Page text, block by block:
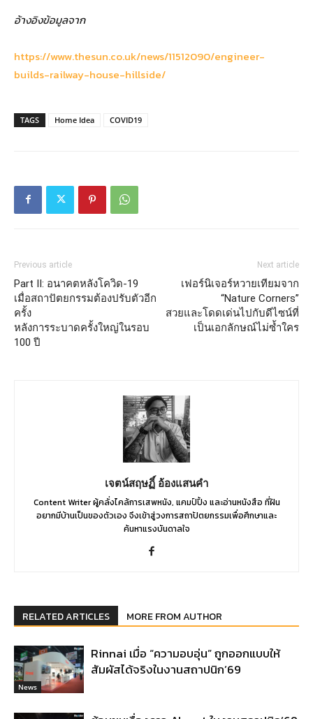
อ้างอิงข้อมูลจาก
https://www.thesun.co.uk/news/11512090/engineer-
builds-railway-house-hillside/
TAGS Home Idea COVID19
Previous article
Part II: อนาคตหลังโควิด-19
เมื่อสถาปัตยกรรมต้องปรับตัวอีก
ครั้ง
หลังการระบาดครั้งใหญ่ในรอบ
100 ปี
Next article
เฟอร์นิเจอร์หวายเทียมจาก
“Nature Corners”
สวยและโดดเด่นไปกับดีไซน์ที่
เป็นเอกลักษณ์ไม่ซ้ำใคร
เจตน์สฤษฏิ์ อ้องแสนคำ
Content Writer ผู้คลั่งไคล้การเสพหนัง, แคมป์ปิ้ง และอ่านหนังสือ ที่ฝัน
อยากมีบ้านเป็นของตัวเอง จึงเข้าสู่วงการสถาปัตยกรรมเพื่อศึกษาและ
ค้นหาแรงบันดาลใจ
RELATED ARTICLES MORE FROM AUTHOR
News
Rinnai เมื่อ “ความอบอุ่น” ถูกออกแบบให้
สัมผัสได้จริงในงานสถาปนิก’69